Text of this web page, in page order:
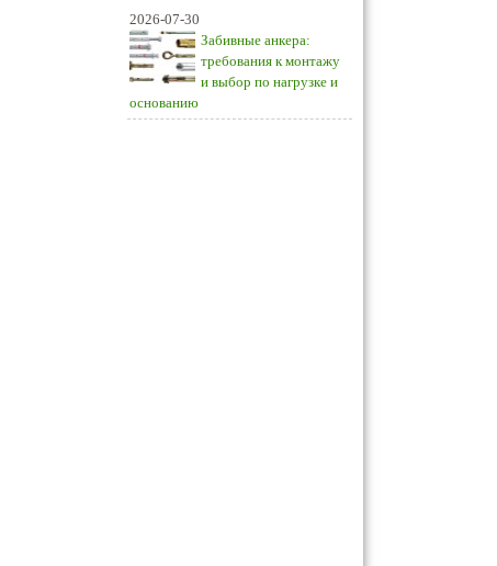
2026-07-30
Забивные анкера:
требования к монтажу
и выбор по нагрузке и
основанию